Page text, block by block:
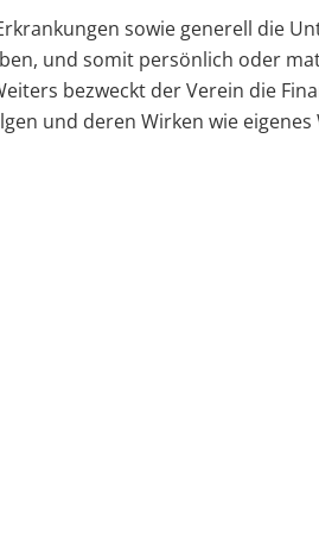
sowie generell die
und somit persönlich oder
bezweckt der Verein die
und deren Wirken wie eigenes